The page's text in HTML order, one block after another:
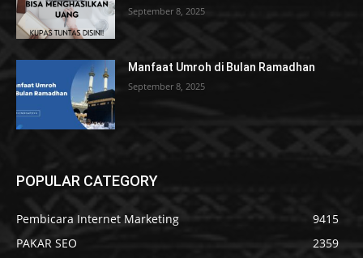
September 8, 2025
Manfaat Umroh di Bulan Ramadhan
September 8, 2025
POPULAR CATEGORY
Pembicara Internet Marketing
9415
PAKAR SEO
2359